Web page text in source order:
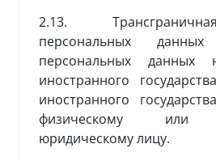
2.13.
персональных
персональных данных
иностранного
иностранного
физическому или
юридическому лицу.